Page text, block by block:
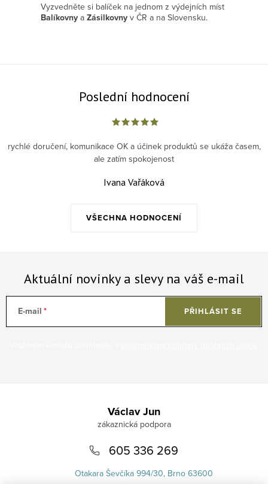
Vyzvedněte si balíček na jednom z výdejních míst
Balíkovny a Zásilkovny v ČR a na Slovensku.
Poslední hodnocení
VŠECHNA HODNOCENÍ
rychlé doručení, komunikace OK a účinek produktů se ukáža časem,
ale zatím spokojenost
Ivana Vařáková
Aktuální novinky a slevy na váš e-mail
E-mail PŘIHLÁSIT SE
Václav Jun
605 336 269
Otakara Ševčíka 994/30, Brno 63600